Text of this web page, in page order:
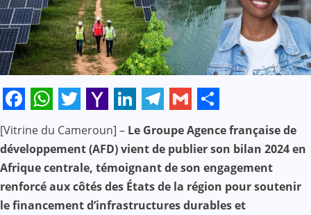
Facebook
WhatsApp
Twitter
Yahoo
Mail
LinkedIn
Telegram
Gmail
Share
[Vitrine du Cameroun] – Le Groupe Agence française de
développement (AFD) vient de publier son bilan 2024 en
Afrique centrale, témoignant de son engagement
renforcé aux côtés des États de la région pour soutenir
le financement d’infrastructures durables et